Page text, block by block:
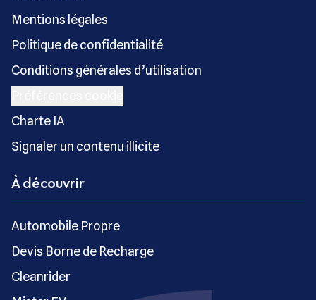
Mentions légales
Politique de confidentialité
Conditions générales d’utilisation
Charte IA
Signaler un contenu illicite
À découvrir
Automobile Propre
Devis Borne de Recharge
Cleanrider